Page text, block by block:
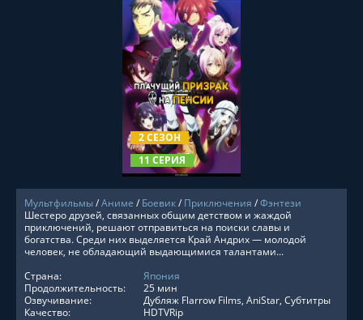
2 СЕЗОН
11 СЕРИЯ
СМОТРЕТЬ ОНЛАЙН
Мультфильмы/Аниме / Боевик/ Приключения /Фэнтези
Шестеро друзей, связанных общим детством и жаждой
приключений, решают отправиться на поиски славы и
богатства. Среди них выделяется Край Андрих — молодой
человек, не обладающий выдающимися талантами...
Страна:
Япония
Продолжительность:
25 мин
Озвучивание:
Дубляж Flarrow Films, AniStar, Субтитры
Качество:
HDTVRip